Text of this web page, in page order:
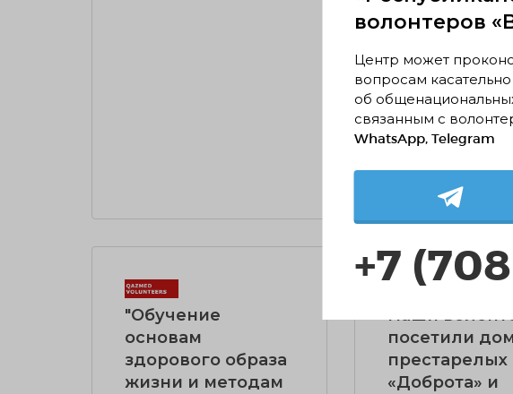
12.10.2024 541
"Обучение
основам
здорового образа
жизни и методам
Наши
посетили
престарелых
«Доброта» и
волонтеров
Центр может
вопросам
об
связанным с
WhatsApp, Telegram
+7